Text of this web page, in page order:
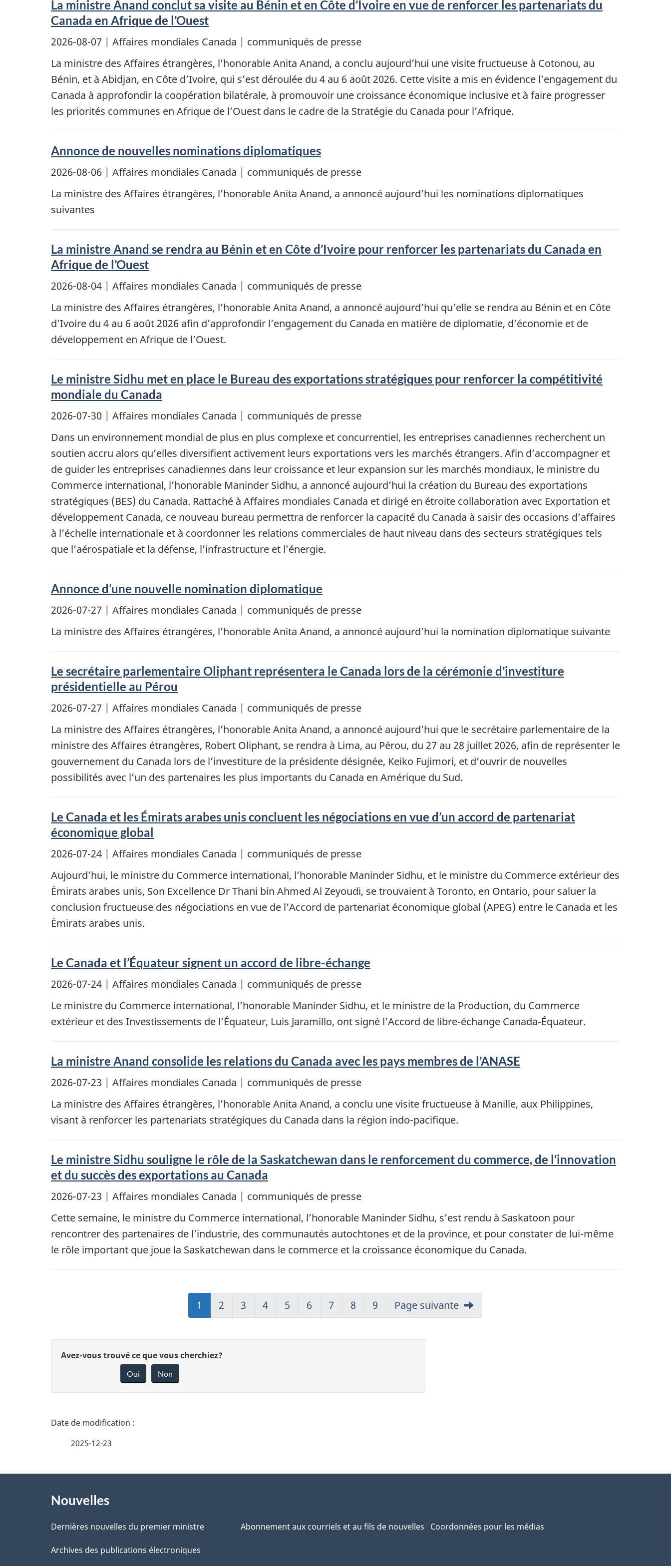
La ministre Anand conclut sa visite au Bénin et en Côte d’Ivoire en vue de renforcer les partenariats du
Canada en Afrique de l’Ouest
2026-08-07 | Affaires mondiales Canada | communiqués de presse
La ministre des Affaires étrangères, l’honorable Anita Anand, a conclu aujourd’hui une visite fructueuse à Cotonou, au
Bénin, et à Abidjan, en Côte d’Ivoire, qui s’est déroulée du 4 au 6 août 2026. Cette visite a mis en évidence l’engagement du
Canada à approfondir la coopération bilatérale, à promouvoir une croissance économique inclusive et à faire progresser
les priorités communes en Afrique de l’Ouest dans le cadre de la Stratégie du Canada pour l’Afrique.
Annonce de nouvelles nominations diplomatiques
2026-08-06 | Affaires mondiales Canada | communiqués de presse
La ministre des Affaires étrangères, l’honorable Anita Anand, a annoncé aujourd’hui les nominations diplomatiques
suivantes
La ministre Anand se rendra au Bénin et en Côte d’Ivoire pour renforcer les partenariats du Canada en
Afrique de l’Ouest
2026-08-04 | Affaires mondiales Canada | communiqués de presse
La ministre des Affaires étrangères, l’honorable Anita Anand, a annoncé aujourd’hui qu’elle se rendra au Bénin et en Côte
d’Ivoire du 4 au 6 août 2026 afin d’approfondir l’engagement du Canada en matière de diplomatie, d’économie et de
développement en Afrique de l’Ouest.
Le ministre Sidhu met en place le Bureau des exportations stratégiques pour renforcer la compétitivité
mondiale du Canada
2026-07-30 | Affaires mondiales Canada | communiqués de presse
Dans un environnement mondial de plus en plus complexe et concurrentiel, les entreprises canadiennes recherchent un
soutien accru alors qu’elles diversifient activement leurs exportations vers les marchés étrangers. Afin d’accompagner et
de guider les entreprises canadiennes dans leur croissance et leur expansion sur les marchés mondiaux, le ministre du
Commerce international, l’honorable Maninder Sidhu, a annoncé aujourd’hui la création du Bureau des exportations
stratégiques (BES) du Canada. Rattaché à Affaires mondiales Canada et dirigé en étroite collaboration avec Exportation et
développement Canada, ce nouveau bureau permettra de renforcer la capacité du Canada à saisir des occasions d’affaires
à l’échelle internationale et à coordonner les relations commerciales de haut niveau dans des secteurs stratégiques tels
que l’aérospatiale et la défense, l’infrastructure et l’énergie.
Annonce d’une nouvelle nomination diplomatique
2026-07-27 | Affaires mondiales Canada | communiqués de presse
La ministre des Affaires étrangères, l’honorable Anita Anand, a annoncé aujourd’hui la nomination diplomatique suivante
Le secrétaire parlementaire Oliphant représentera le Canada lors de la cérémonie d’investiture
présidentielle au Pérou
2026-07-27 | Affaires mondiales Canada | communiqués de presse
La ministre des Affaires étrangères, l’honorable Anita Anand, a annoncé aujourd’hui que le secrétaire parlementaire de la
ministre des Affaires étrangères, Robert Oliphant, se rendra à Lima, au Pérou, du 27 au 28 juillet 2026, afin de représenter le
gouvernement du Canada lors de l’investiture de la présidente désignée, Keiko Fujimori, et d’ouvrir de nouvelles
possibilités avec l’un des partenaires les plus importants du Canada en Amérique du Sud.
Le Canada et les Émirats arabes unis concluent les négociations en vue d’un accord de partenariat
économique global
2026-07-24 | Affaires mondiales Canada | communiqués de presse
Aujourd’hui, le ministre du Commerce international, l’honorable Maninder Sidhu, et le ministre du Commerce extérieur des
Émirats arabes unis, Son Excellence Dr Thani bin Ahmed Al Zeyoudi, se trouvaient à Toronto, en Ontario, pour saluer la
conclusion fructueuse des négociations en vue de l’Accord de partenariat économique global (APEG) entre le Canada et les
Émirats arabes unis.
Le Canada et l’Équateur signent un accord de libre-échange
2026-07-24 | Affaires mondiales Canada | communiqués de presse
Le ministre du Commerce international, l’honorable Maninder Sidhu, et le ministre de la Production, du Commerce
extérieur et des Investissements de l’Équateur, Luis Jaramillo, ont signé l’Accord de libre-échange Canada-Équateur.
La ministre Anand consolide les relations du Canada avec les pays membres de l’ANASE
2026-07-23 | Affaires mondiales Canada | communiqués de presse
La ministre des Affaires étrangères, l’honorable Anita Anand, a conclu une visite fructueuse à Manille, aux Philippines,
visant à renforcer les partenariats stratégiques du Canada dans la région indo-pacifique.
Le ministre Sidhu souligne le rôle de la Saskatchewan dans le renforcement du commerce, de l’innovation
et du succès des exportations au Canada
2026-07-23 | Affaires mondiales Canada | communiqués de presse
Cette semaine, le ministre du Commerce international, l’honorable Maninder Sidhu, s’est rendu à Saskatoon pour
rencontrer des partenaires de l’industrie, des communautés autochtones et de la province, et pour constater de lui-même
le rôle important que joue la Saskatchewan dans le commerce et la croissance économique du Canada.
1 2 3 4 5 6 7 8 9 Page suivante
D
n
n
v
o
r
e
Avez-vous trouvé ce que vous cherchiez?
Oui Non
D
a
2025-12-23
proposNouvelles
Dernières nouvelles du premier ministre Abonnement aux courriels et au fils de nouvelles Coordonnées pour les médias
Archives des publications électroniques